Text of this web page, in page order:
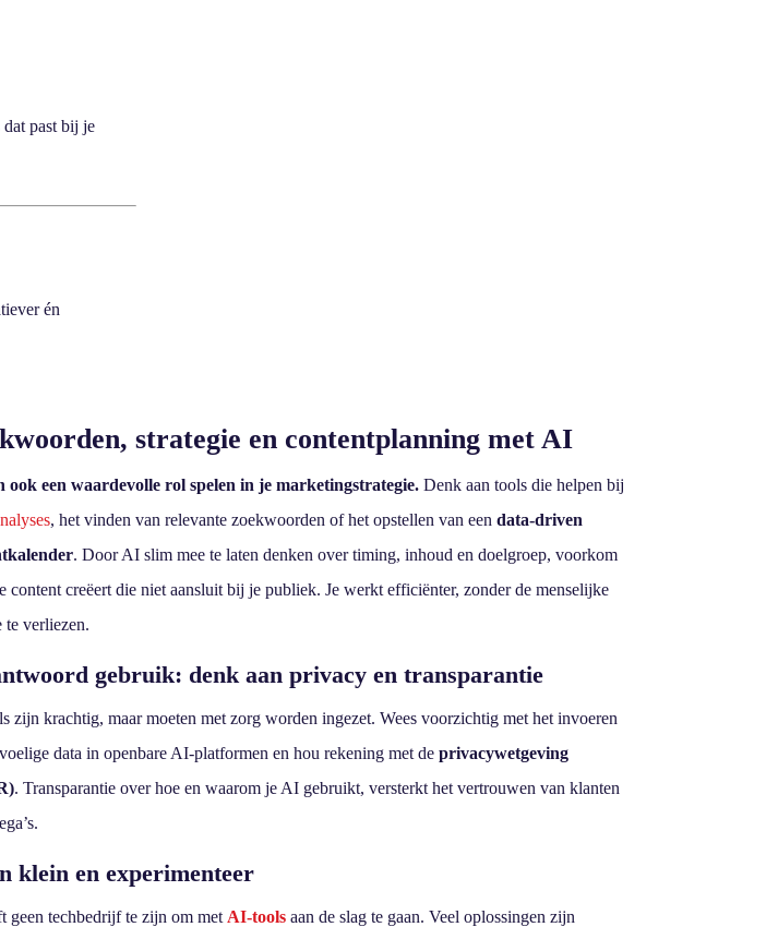
dat past bij je
én
strategie en contentplanning met AI
ook een waardevolle rol spelen in je marketingstrategie. Denk aan tools die helpen bij
, het vinden van relevante zoekwoorden of het opstellen van eendata-driven
. Door AI slim mee te laten denken over timing, inhoud en doelgroep, voorkom
content creëert die niet aansluit bij je publiek. Je werkt efficiënter, zonder de menselijke
te verliezen.
gebruik: denk aan privacy en transparantie
zijn krachtig, maar moeten met zorg worden ingezet. Wees voorzichtig met het invoeren
data in openbare AI-platformen en hou rekening met deprivacywetgeving
. Transparantie over hoe en waarom je AI gebruikt, versterkt het vertrouwen van klanten
klein en experimenteer
geen techbedrijf te zijn om met AI-tools aan de slag te gaan. Veel oplossingen zijn